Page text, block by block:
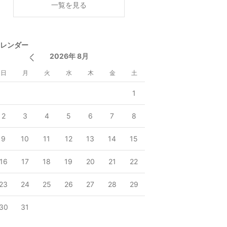
一覧を見る
ンダー
2026年 8月
日 月 火 水 木 金 土
1
2 3 4 5 6 7 8
9 10 11 12 13 14 15
17 18 19 20 21 22
24 25 26 27 28 29
31